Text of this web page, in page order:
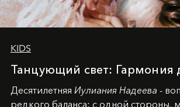
KIDS
Танцующий свет: Гармония
Десятилетняя Иулиания Надеева -
редкого баланса: с одной стороны,